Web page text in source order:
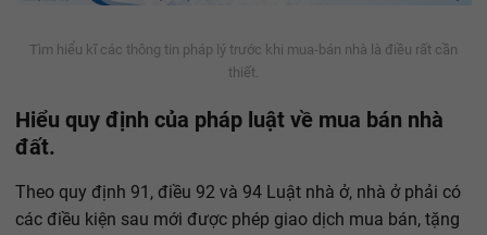
Tìm hiểu kĩ các thông tin pháp lý trước khi mua-bán nhà là điều rất cần
thiết.
Hiểu quy định của pháp luật về mua bán nhà
đất.
Theo quy định 91, điều 92 và 94 Luật nhà ở, nhà ở phải có
các điều kiện sau mới được phép giao dịch mua bán, tặng